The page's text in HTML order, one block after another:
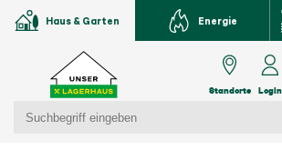
Haus & Garten Energie
Standorte Login